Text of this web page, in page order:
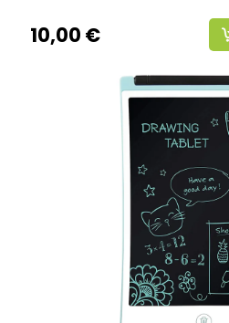
10,00 €